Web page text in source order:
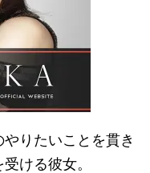
りたいことを貫き
ける彼女。